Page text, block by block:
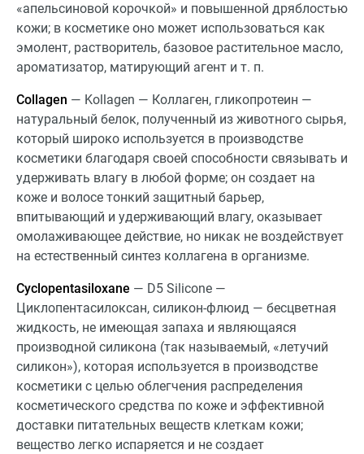
«апельсиновой корочкой» и повышенной дряблостью
кожи; в косметике оно может использоваться как
эмолент, растворитель, базовое растительное масло,
ароматизатор, матирующий агент и т. п.
Collagen — Kollagen — Коллаген, гликопротеин —
натуральный белок, полученный из животного сырья,
который широко используется в производстве
косметики благодаря своей способности связывать и
удерживать влагу в любой форме; он создает на
коже и волосе тонкий защитный барьер,
впитывающий и удерживающий влагу, оказывает
омолаживающее действие, но никак не воздействует
на естественный синтез коллагена в организме.
Cyclopentasiloxane — D5 Silicone —
Циклопентасилоксан, силикон-флюид — бесцветная
жидкость, не имеющая запаха и являющаяся
производной силикона (так называемый, «летучий
силикон»), которая используется в производстве
косметики с целью облегчения распределения
косметического средства по коже и эффективной
доставки питательных веществ клеткам кожи;
вещество легко испаряется и не создает